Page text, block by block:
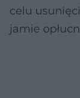
celu
jamie